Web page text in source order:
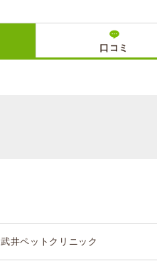
口コミ
武井ペットクリニック